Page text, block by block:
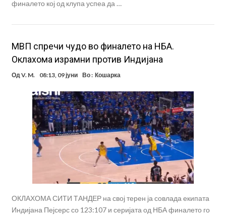
финалето кој од клупа успеа да …
МВП спречи чудо во финалето на НБА.
Оклахома израмни против Индијана
Од V. M. 08:13, 09 јуни Во : Кошарка
ОКЛАХОМА СИТИ ТАНДЕР на свој терен ја совлада екипата
Индијана Пејсерс со 123:107 и серијата од НБА финалето го